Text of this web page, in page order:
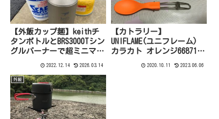
【外飯カップ麺】keithチ
タンボトルとBRS3000Tシン
グルバーナーで超ミニマム
よ。軽い登山もね。
2022.12.14 2026.03.14
【カトラリー】
UNIFLAME(ユニフレーム)
カラカト オレンジ668719
2020.10.11 2023.06.06
外飯